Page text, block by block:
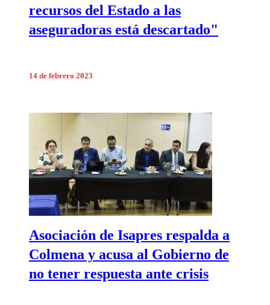
recursos del Estado a las
aseguradoras está descartado"
14 de febrero 2023
Asociación de Isapres respalda a
Colmena y acusa al Gobierno de
no tener respuesta ante crisis